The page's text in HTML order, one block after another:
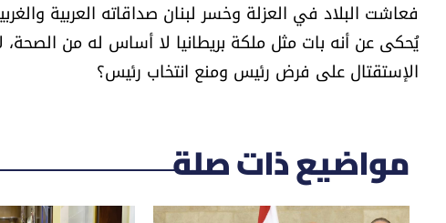
فعاشت البلاد في العزلة وخسر لبنان صداقاته العربية
يُحكى عن أنه بات مثل ملكة بريطانيا لا أساس له من
الإستقتال على فرض رئيس ومنع انتخاب رئيس؟
مواضيع ذات صلة